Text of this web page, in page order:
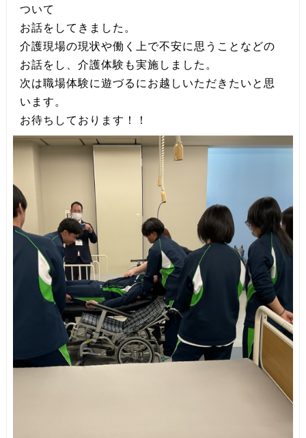
ついて
お話をしてきました。
介護現場の現状や働く上で不安に思うことなどの
お話をし、介護体験も実施しました。
次は職場体験に遊づるにお越しいただきたいと思
います。
お待ちしております！！